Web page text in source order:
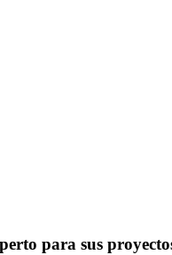
para sus